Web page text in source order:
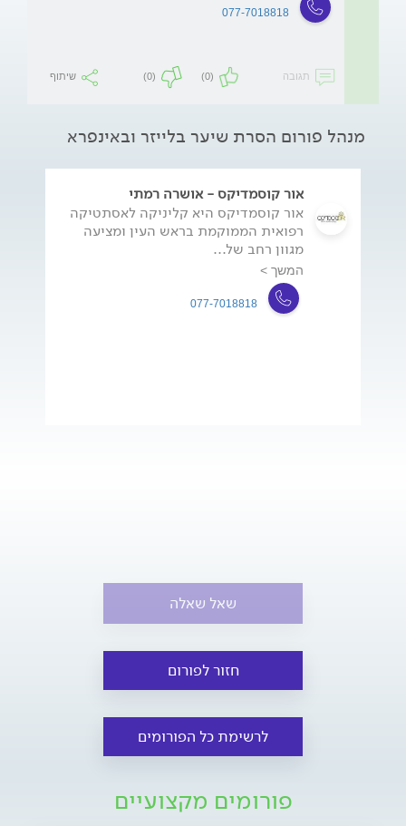
077-7018818
תגובה (0)
(0) שיתוף
מנהל פורום הסרת שיער בלייזר ובאינפרא
אור קוסמדיקס - אושרה רמתי
אור קוסמדיקס היא קליניקה לאסתטיקה
רפואית הממוקמת בראש העין ומציעה
מגוון רחב של...
המשך >
077-7018818
שאל שאלה
חזור לפורום
לרשימת כל הפורומים
פורומים מקצועיים